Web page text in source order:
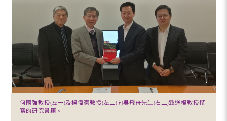
何國強教授(左一)及楊偉豪教授(左二)向吳飛舟先生(右二)致送楊教授撰
寫的研究書籍。